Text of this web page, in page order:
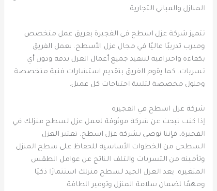
المنازل والمباني التجارية.
تتميز شركة عزل اسطح في الفجيرة بفريق عمل متخصص
ومدرب تدريبًا عاليًا في مجال عزل الأسطح. يعمل الفريق
بكفاءة واحترافية لتنفيذ جميع أعمال العزل بدقة ودون أي
تسربات. كما يقوم الفريق بتقديم استشارات فنية متخصصة
وحلول مخصصة لتلبية احتياجات كل عميل.
شركة عزل اسطح في الفجيره
إذا كنت تبحث عن شركة موثوقة لعمل عزل لسطح منزلك في
الفجيرة، فإننا نوصي بشركة عزل اسطح. تعتبر العزل
السطحي من الخطوات الأساسية للحفاظ على سطح المنزل
وتأمينه من التسربات والتلف الناتج عن عوامل الطقس
المتغيرة. يعد العزل الجيد لسطح منزلك استثمارًا ذكيًا
ومهمًا لضمان سلامة المنزل وتوفير الطاقة.